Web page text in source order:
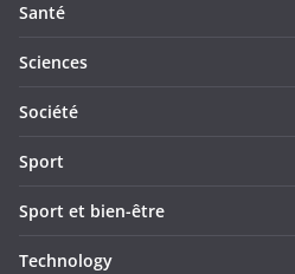
Santé
Sciences
Société
Sport
Sport et bien-être
Technology